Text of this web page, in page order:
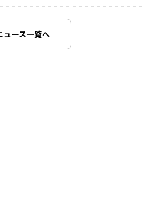
ュース一覧へ